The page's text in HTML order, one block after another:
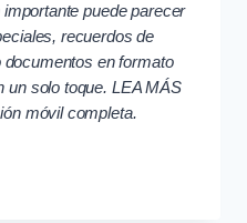
puede parecer
recuerdos de
en formato
un solo toque. LEA MÁS
móvil completa.